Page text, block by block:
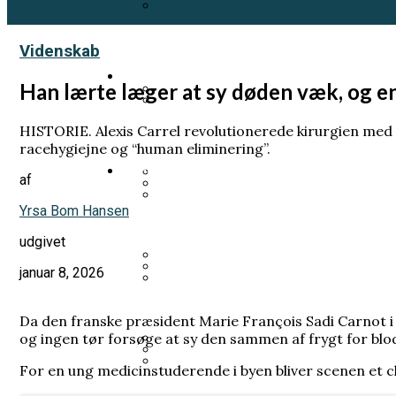
Prins Andrew planlægger sin
Kronprins Håkon:
Pia Kjærsgaard forlod sit parti
Videnskab
Mange kender Schrödingers
Videnskab
Han lærte læger at sy døden væk, og
HISTORIE. Alexis Carrel revolutionerede kirurgien
racehygiejne og “human eliminering”.
af
Yrsa Bom Hansen
udgivet
januar 8, 2026
Da den franske præsident Marie François Sadi
og ingen tør forsøge at sy den sammen af frygt for
For en ung medicinstuderende i byen bliver scenen et